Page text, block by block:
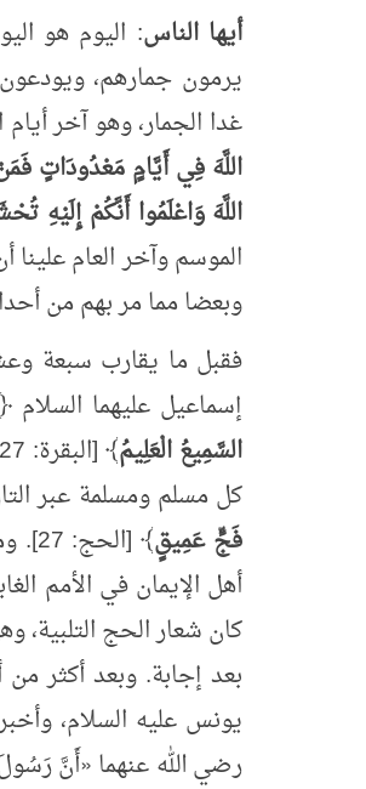
أيها الناس: اليوم هو
يرمون جمارهم، ويودعون
غدا الجمار، وهو آخر
اللَّهَ فِي أَيَّامٍ مَعْدُودَاتٍ
اللَّهَ وَاعْلَمُوا أَنَّكُمْ إِلَيْهِ
الموسم وآخر العام علينا
وبعضا مما مر بهم من
فقبل ما يقارب سبعة
إسماعيل عليهما السلام ﴿
السَّمِيعُ الْعَلِيمُ
كل مسلم ومسلمة عبر
فَجٍّ عَمِيقٍ
﴾
أهل الإيمان في الأمم
كان شعار الحج التلبية،
بعد إجابة. وبعد أكثر
يونس عليه السلام،
رضي الله عنهما«أَنَّ